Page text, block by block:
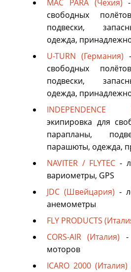
MAC PARA (Чехия)
свободных
подвески,
одежда,
U-TURN (Германия)
свободных
подвески,
одежда,
INDEPENDENCE
экипировка для
парапланы,
парашюты, одежда,
NAVITER / FLYTEC -
вариометры, GPS
JDC (Швейцария) -
анемометры
FLY PRODUCTS
CORS-AIR (Италия) -
моторов
ICARO 2000 (Италия)